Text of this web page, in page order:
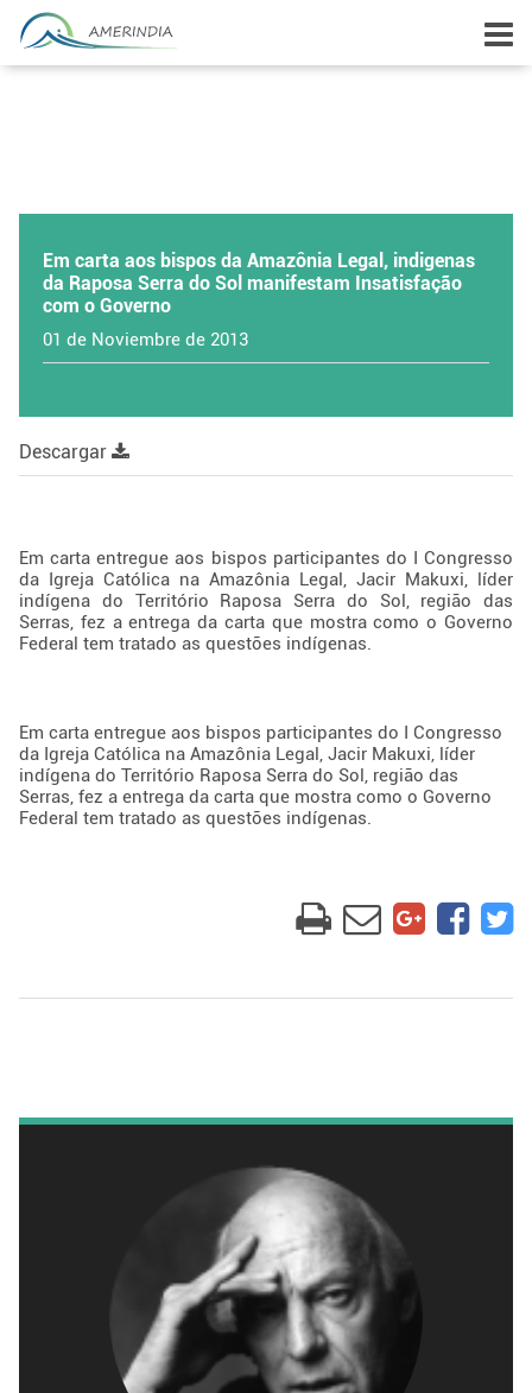
Em carta aos bispos da Amazônia Legal, indigenas
da Raposa Serra do Sol manifestam Insatisfação
com o Governo
01 de Noviembre de 2013
Descargar
Em carta entregue aos bispos participantes do I Congresso
da Igreja Católica na Amazônia Legal, Jacir Makuxi, líder
indígena do Território Raposa Serra do Sol, região das
Serras, fez a entrega da carta que mostra como o Governo
Federal tem tratado as questões indígenas.
Em carta entregue aos bispos participantes do I Congresso
da Igreja Católica na Amazônia Legal, Jacir Makuxi, líder
indígena do Território Raposa Serra do Sol, região das
Serras, fez a entrega da carta que mostra como o Governo
Federal tem tratado as questões indígenas.